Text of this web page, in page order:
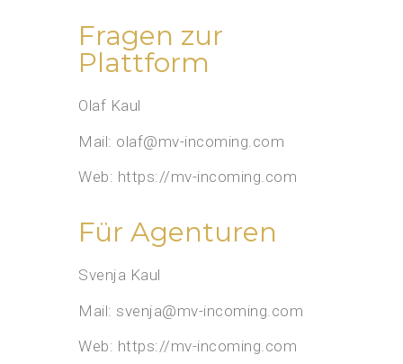
Fragen zur
Plattform
Olaf Kaul
Mail: olaf@mv-incoming.com
Web: https://mv-incoming.com
Für Agenturen
Svenja Kaul
Mail: svenja@mv-incoming.com
Web: https://mv-incoming.com